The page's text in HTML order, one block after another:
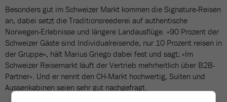
Besonders gut im Schweizer Markt kommen die Signature-Reisen
an, dabei setzt die Traditionsreederei auf authentische
Norwegen-Erlebnisse und längere Landausflüge. «90 Prozent der
Schweizer Gäste sind Individualreisende, nur 10 Prozent reisen in
der Gruppe», hält Marius Griego dabei fest und sagt: «Im
Schweizer Reisemarkt läuft der Vertrieb mehrheitlich über B2B-
Partner». Und er nennt den CH-Markt hochwertig, Suiten und
Aussenkabinen seien sehr gut nachgefragt.